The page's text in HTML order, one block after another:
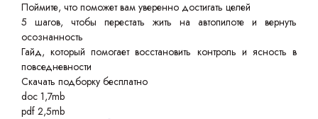
Поймите, что поможет вам уверенно достигать целей
5 шагов, чтобы перестать жить на автопилоте и вернуть
осознанность
Гайд, который помогает восстановить контроль и ясность в
повседневности
Скачать подборку бесплатно
doc 1,7mb
pdf 2,5mb